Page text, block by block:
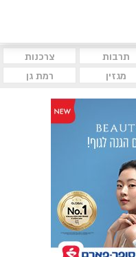
תרבות
צרכנות
מגזין רמת גן